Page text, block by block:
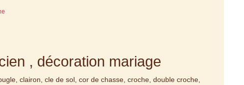
, décoration mariage
clairon, cle de sol, cor de chasse, croche, double croche,